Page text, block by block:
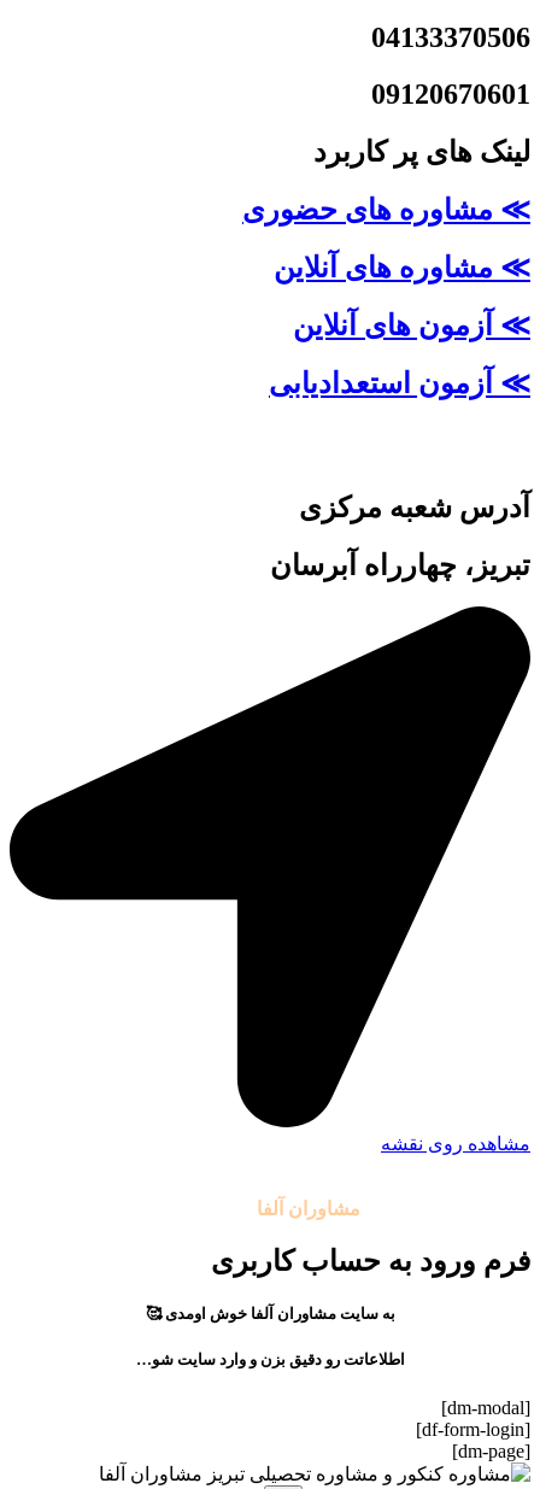
04133370506
09120670601
لینک های پر کاربرد
≫ مشاوره های حضوری
≫ مشاوره های آنلاین
≫ آزمون های آنلاین
≫ آزمون استعدادیابی
آدرس شعبه مرکزی
تبریز، چهارراه آبرسان
مشاهده روی نقشه
مشاوران آلفا
فرم ورود به حساب کاربری
به سایت مشاوران آلفا خوش اومدی 🥰
اطلاعاتت رو دقیق بزن و وارد سایت شو…
[dm-modal]
[df-form-login]
[dm-page]